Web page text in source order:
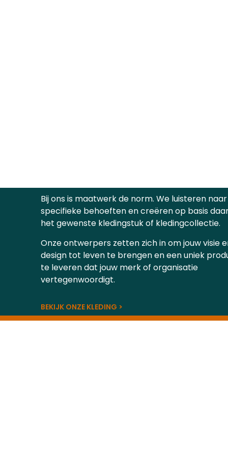
Bij ons is maatwerk de norm. We luisteren
specifieke behoeften en creëren op basis
het gewenste kledingstuk of kledingcollectie.
Onze ontwerpers zetten zich in om jouw visie
design tot leven te brengen en een uniek
te leveren dat jouw merk of organisatie
vertegenwoordigt.
BEKIJK ONZE KLEDING >